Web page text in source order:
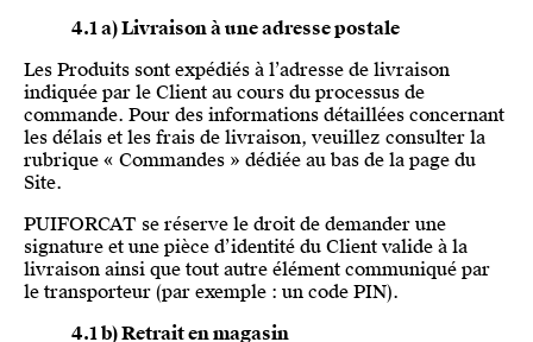
4.1 a) Livraison à une adresse postale
Les Produits sont expédiés à l’adresse de livraison
indiquée par le Client au cours du processus de
commande. Pour des informations détaillées concernant
les délais et les frais de livraison, veuillez consulter la
rubrique « Commandes » dédiée au bas de la page du
Site.
PUIFORCAT se réserve le droit de demander une
signature et une pièce d’identité du Client valide à la
livraison ainsi que tout autre élément communiqué par
le transporteur (par exemple : un code PIN).
4.1 b) Retrait en magasin